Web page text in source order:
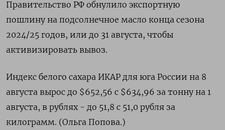
Правительство РФ обнулило экспортную
пошлину на подсолнечное масло конца сезона
2024/25 годов, или до 31 августа, чтобы
активизировать вывоз.
Индекс белого сахара ИКАР для юга России на 8
августа вырос до $652,56 с $634,96 за тонну на 1
августа, в рублях - до 51,8 с 51,0 рубля за
килограмм. (Ольга Попова.)